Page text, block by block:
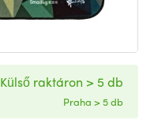
Külső raktáron > 5 db
Praha > 5 db